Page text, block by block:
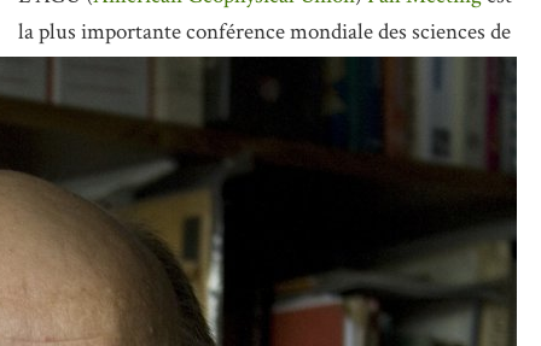
la plus importante conférencemondiale des sciences de